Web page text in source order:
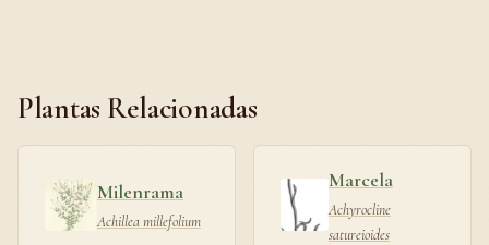
Plantas Relacionadas
Milenrama
Achillea millefolium
Marcela
Achyrocline
satureioides